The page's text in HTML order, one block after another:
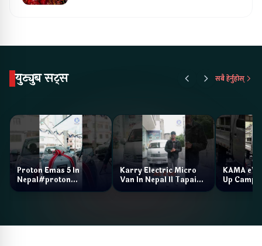
युट्युब सट्स सबै हेर्नुहोस्
Proton Emas 5 In
Nepal#proton
#protonemas5#protonnepal#evcarnepal
Karry Electric Micro
Van In Nepal II Tapaiko
KAMA eV
Up Camp